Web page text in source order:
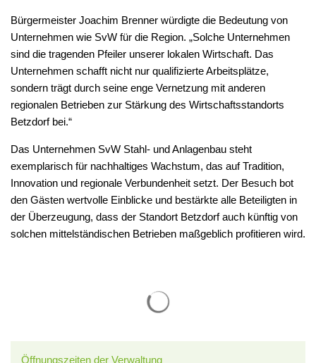
Bürgermeister Joachim Brenner würdigte die Bedeutung von
Unternehmen wie SvW für die Region. „Solche Unternehmen
sind die tragenden Pfeiler unserer lokalen Wirtschaft. Das
Unternehmen schafft nicht nur qualifizierte Arbeitsplätze,
sondern trägt durch seine enge Vernetzung mit anderen
regionalen Betrieben zur Stärkung des Wirtschaftsstandorts
Betzdorf bei.“
Das Unternehmen SvW Stahl- und Anlagenbau steht
exemplarisch für nachhaltiges Wachstum, das auf Tradition,
Innovation und regionale Verbundenheit setzt. Der Besuch bot
den Gästen wertvolle Einblicke und bestärkte alle Beteiligten in
der Überzeugung, dass der Standort Betzdorf auch künftig von
solchen mittelständischen Betrieben maßgeblich profitieren wird.
Öffnungszeiten der Verwaltung